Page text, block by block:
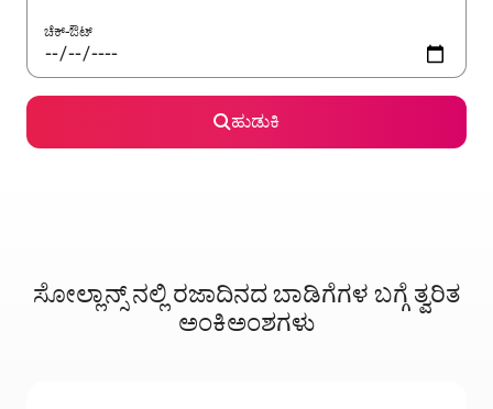
ಚೆಕ್-ಔಟ್
ಹುಡುಕಿ
ಸೋಲ್ಲಾನ್ಸ್ ನಲ್ಲಿ ರಜಾದಿನದ ಬಾಡಿಗೆಗಳ ಬಗ್ಗೆ ತ್ವರಿತ
ಅಂಕಿಅಂಶಗಳು